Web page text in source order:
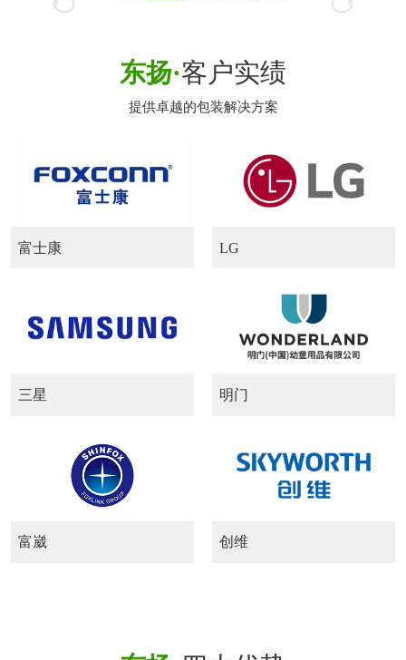
东扬·客户实绩
提供卓越的包装解决方案
富士康 LG
三星 明门
富崴 创维